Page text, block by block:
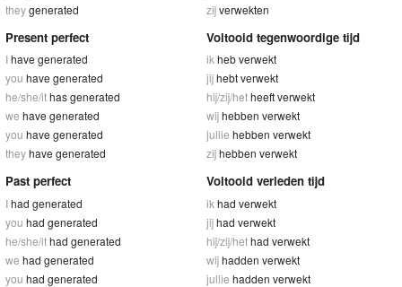
theygenerated
zijverwekten
Present perfect
Ihave generated
you have generated
he/she/ithas generated
we have generated
you have generated
theyhave generated
Voltooid tegenwoordige tijd
ikheb verwekt
jijhebt verwekt
hij/zij/hetheeft verwekt
wijhebben verwekt
jullie hebben verwekt
zijhebben verwekt
Past perfect
Ihad generated
you had generated
he/she/ithad generated
we had generated
you had generated
Voltooid verleden tijd
ik had verwekt
jijhad verwekt
hij/zij/hethad verwekt
wijhadden verwekt
jullie hadden verwekt